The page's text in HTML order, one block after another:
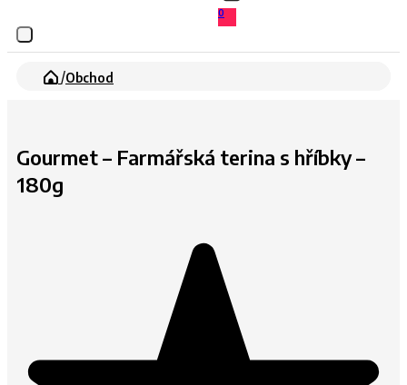
0
/Obchod
Gourmet – Farmářská terina s hříbky –
180g